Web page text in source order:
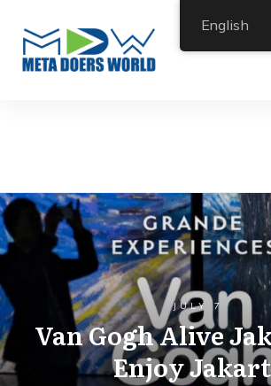
JULY 7
Van Gogh Alive
Enjoy
English